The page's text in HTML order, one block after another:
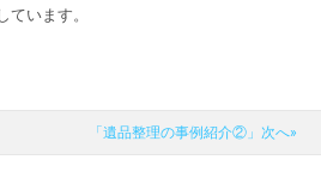
ています。
「遺品整理の事例紹介②」次へ»